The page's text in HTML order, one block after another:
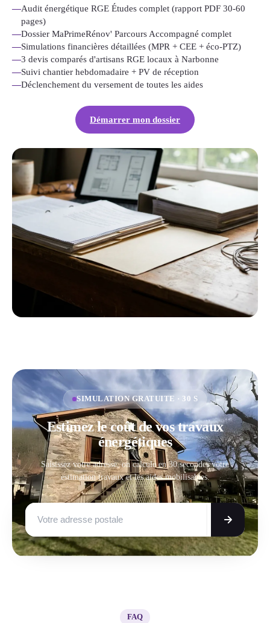
—Audit énergétique RGE Études complet (rapport PDF 30-60
pages)
—Dossier MaPrimeRénov' Parcours Accompagné complet
—Simulations financières détaillées (MPR + CEE + éco-PTZ)
—3 devis comparés d'artisans RGE locaux à Narbonne
—Suivi chantier hebdomadaire + PV de réception
—Déclenchement du versement de toutes les aides
Démarrer mon dossier
SIMULATION GRATUITE · 30 S
Estimez le coût de vos travaux
énergétiques
Saisissez votre adresse, on calcule en 30 secondes votre
estimation travaux et les aides mobilisables.
FAQ